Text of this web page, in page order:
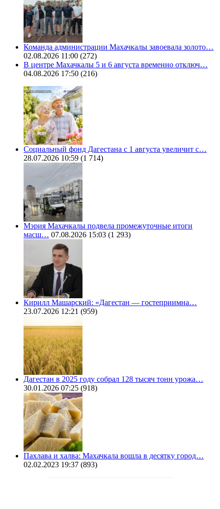
Команда администрации Махачкалы завоевала золото…
02.08.2026 11:00 (272)
В центре Махачкалы 5 и 6 августа временно отключ…
04.08.2026 17:50 (216)
Социальный фонд Дагестана с 1 августа увеличит с…
28.07.2026 10:59 (1 714)
Мэрия Махачкалы подвела промежуточные итоги
масш… 07.08.2026 15:03 (1 293)
Кирилл Машарский: «Дагестан — гостеприимна…
23.07.2026 12:21 (959)
Дагестан в 2025 году собрал 128 тысяч тонн урожа…
30.01.2026 07:25 (918)
Пахлава и халва: Махачкала вошла в десятку город…
02.02.2023 19:37 (893)